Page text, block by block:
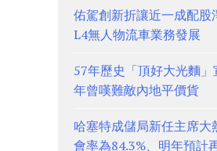
佑駕創新折讓近一成配
L4無人物流車業務發展
57年歷史「頂好大光麵
年曾嘆難敵內地平價貨
哈塞特成儲局新任主席
會率為84.3%、明年預計